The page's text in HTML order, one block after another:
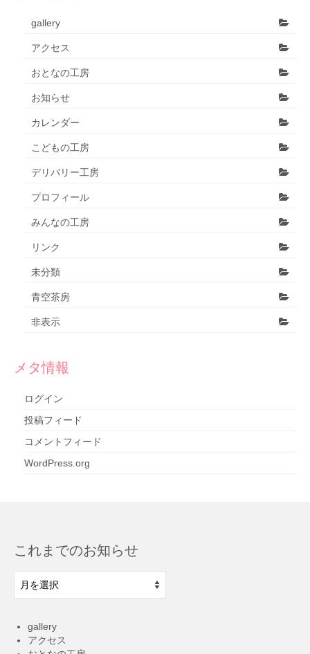
gallery
アクセス
おとなの工房
お知らせ
カレンダー
こどもの工房
デリバリー工房
プロフィール
みんなの工房
リンク
未分類
青空茶房
非表示
メタ情報
ログイン
投稿フィード
コメントフィード
WordPress.org
これまでのお知らせ
れ
gallery
アクセス